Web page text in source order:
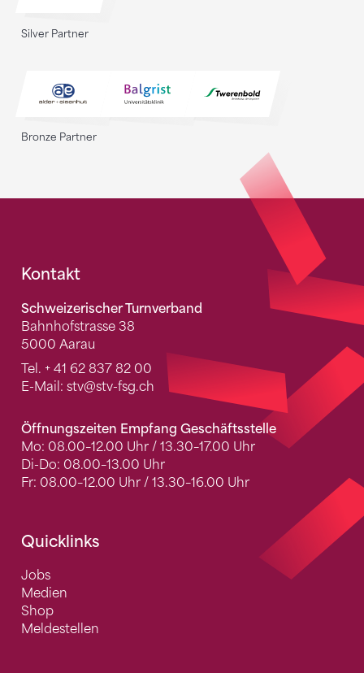
Silver Partner
Bronze Partner
Fusszeile
Kontakt
Schweizerischer Turnverband
Bahnhofstrasse 38
5000 Aarau
Tel. + 41 62 837 82 00
E-Mail: stv@stv-fsg.ch
Öffnungszeiten Empfang Geschäftsstelle
Mo: 08.00–12.00 Uhr / 13.30–17.00 Uhr
Di-Do: 08.00–13.00 Uhr
Fr: 08.00–12.00 Uhr / 13.30–16.00 Uhr
Quicklinks
Jobs
Medien
Shop
Meldestellen